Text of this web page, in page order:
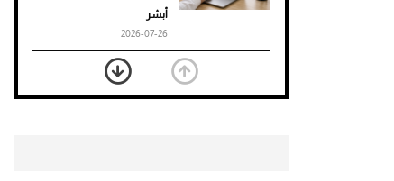
أبشر
2026-07-26
بعد 7 أشهر من تعرضه لحادث
مروع.. جوشوا يفوز على برينغا